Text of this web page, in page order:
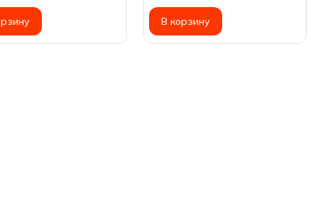
В корзину